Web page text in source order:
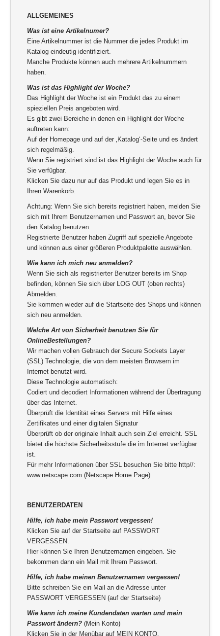
ALLGEMEINES
Was ist eine Artikelnumer?
Eine Artikelnummer ist die Nummer die jedes Produkt im
Katalog eindeutig identifiziert.
Manche Produkte können auch mehrere Artikelnummern
haben.
Was ist das Highlight der Woche?
Das Highlight der Woche ist ein Produkt das zu einem
spieziellen Preis angeboten wird.
Es gibt zwei Bereiche in denen ein Highlight der Woche
auftreten kann:
Auf der Homepage und auf der ‚Katalog‘-Seite und es ändert
sich regelmäßig.
Wenn Sie registriert sind ist das Highlight der Woche auch für
Sie verfügbar.
Klicken Sie dazu nur auf das Produkt und legen Sie es in
Ihren Warenkorb.
Achtung: Wenn Sie sich bereits registriert haben, melden Sie
sich mit Ihrem Benutzernamen und Passwort an, bevor Sie
den Katalog benutzen.
Registrierte Benutzer haben Zugriff auf spezielle Angebote
und können aus einer größeren Produktpalette auswählen.
Wie kann ich mich neu anmelden?
Wenn Sie sich als registrierter Benutzer bereits im Shop
befinden, können Sie sich über LOG OUT (oben rechts)
Abmelden.
Sie kommen wieder auf die Startseite des Shops und können
sich neu anmelden.
Welche Art von Sicherheit benutzen Sie für
OnlineBestellungen?
Wir machen vollen Gebrauch der Secure Sockets Layer
(SSL) Technologie, die von dem meisten Browsern im
Internet benutzt wird.
Diese Technologie automatisch:
Codiert und decodiert Informationen während der Übertragung
über das Internet.
Überprüft die Identität eines Servers mit Hilfe eines
Zertifikates und einer digitalen Signatur
Überprüft ob der originale Inhalt auch sein Ziel erreicht. SSL
bietet die höchste Sicherheitsstufe die im Internet verfügbar
ist.
Für mehr Informationen über SSL besuchen Sie bitte http//:
www.netscape.com (Netscape Home Page).
BENUTZERDATEN
Hilfe, ich habe mein Passwort vergessen!
Klicken Sie auf der Startseite auf PASSWORT
VERGESSEN.
Hier können Sie Ihren Benutzernamen eingeben. Sie
bekommen dann ein Mail mit Ihrem Passwort.
Hilfe, ich habe meinen Benutzernamen vergessen!
Bitte schreiben Sie ein Mail an die Adresse unter
PASSWORT VERGESSEN (auf der Startseite)
Wie kann ich meine Kundendaten warten und mein
Passwort ändern?(Mein Konto)
Klicken Sie in der Menübar auf MEIN KONTO.